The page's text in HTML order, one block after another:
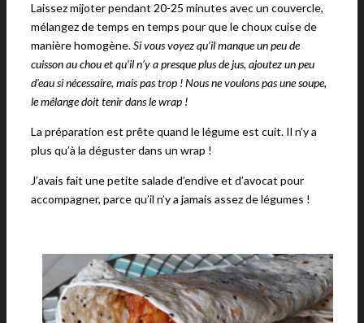
Laissez mijoter pendant 20-25 minutes avec un couvercle,
mélangez de temps en temps pour que le choux cuise de
manière homogène.Si vous voyez qu’il manque un peu de
cuisson au chou et qu’il n’y a presque plus de jus, ajoutez un peu
d’eau si nécessaire, mais pas trop ! Nous ne voulons pas une soupe,
le mélange doit tenir dans le wrap !
La préparation est prête quand le légume est cuit. Il n’y a
plus qu’à la déguster dans un wrap !
J’avais fait une petite salade d’endive et d’avocat pour
accompagner, parce qu’il n’y a jamais assez de légumes !